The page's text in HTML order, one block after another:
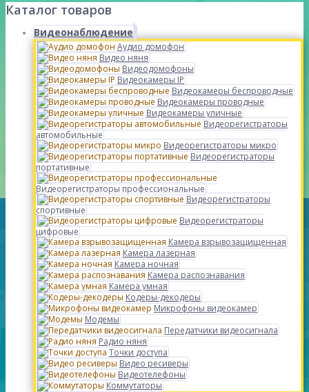
Каталог товаров
Видеонаблюдение
Аудио домофон
Видео няня
Видеодомофоны
Видеокамеры IP
Видеокамеры беспроводные
Видеокамеры проводные
Видеокамеры уличные
Видеорегистраторы
автомобильные
Видеорегистраторы микро
Видеорегистраторы
портативные
Видеорегистраторы профессиональные
Видеорегистраторы
спортивные
Видеорегистраторы
цифровые
Камера взрывозащищенная
Камера лазерная
Камера ночная
Камера распознавания
Камера умная
Кодеры-декодеры
Микрофоны видеокамер
Модемы
Передатчики видеосигнала
Радио няня
Точки доступа
Видео ресиверы
Видеотелефоны
Коммутаторы